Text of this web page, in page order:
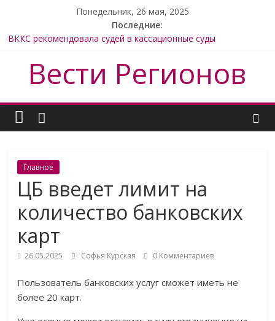
Понедельник, 26 мая, 2025
Последние:
ВККС рекомендовала судей в кассационные суды
ФАС оштрафовала европейскую фармкомпанию «КРКА-рус»
Администрация Красноярска требует вернуть 549 млн руб.
ФАС подготовила обзор судебной практики в сфере
госзакупок
Вести Регионов
Главное
ЦБ введет лимит на
количество банковских
карт
26.05.2025 Софья Курская 0 Комментариев
Пользователь банковских услуг сможет иметь не
более 20 карт.